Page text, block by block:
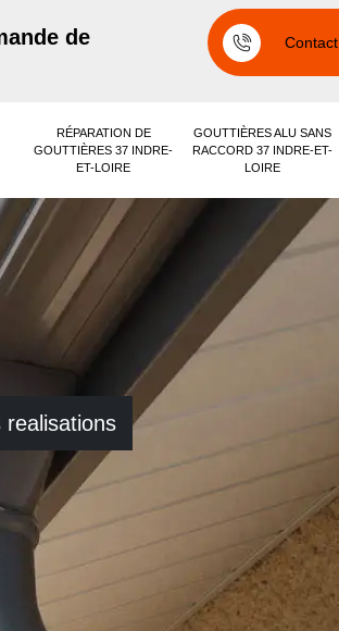
de
Contact
RÉPARATION DE
GOUTTIÈRES 37 INDRE-
ET-LOIRE
GOUTTIÈRES ALU SANS
RACCORD 37 INDRE-ET-
LOIRE
realisations